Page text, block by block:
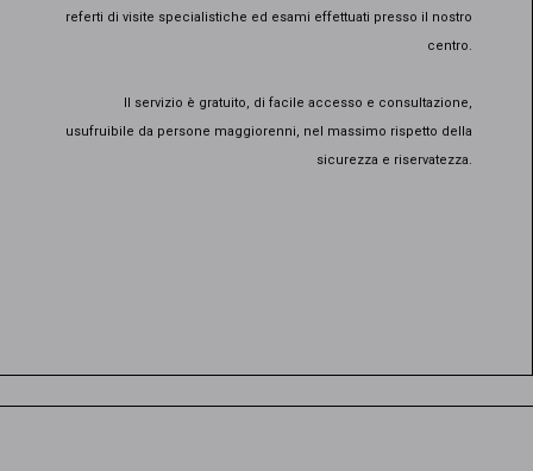
referti di visite specialistiche ed esami effettuati presso il nostro
centro.
Il servizio è gratuito, di facile accesso e consultazione,
usufruibile da persone maggiorenni, nel massimo rispetto della
sicurezza e riservatezza.